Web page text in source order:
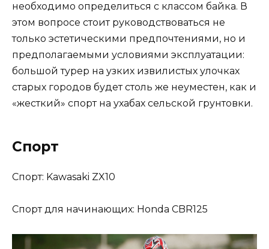
необходимо определиться с классом байка. В
этом вопросе стоит руководствоваться не
только эстетическими предпочтениями, но и
предполагаемыми условиями эксплуатации:
большой турер на узких извилистых улочках
старых городов будет столь же неуместен, как и
«жесткий» спорт на ухабах сельской грунтовки.
Спорт
Спорт: Kawasaki ZX10
Спорт для начинающих: Honda CBR125